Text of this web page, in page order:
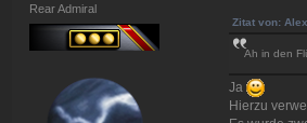
Rear Admiral
Zitat von:
Ah in den
Ja
Hierzu